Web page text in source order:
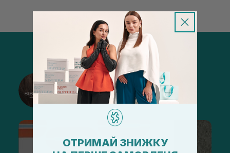
@sisters_stelmakh в Instagram
Подписаться
ОТРИМАЙ ЗНИЖКУ